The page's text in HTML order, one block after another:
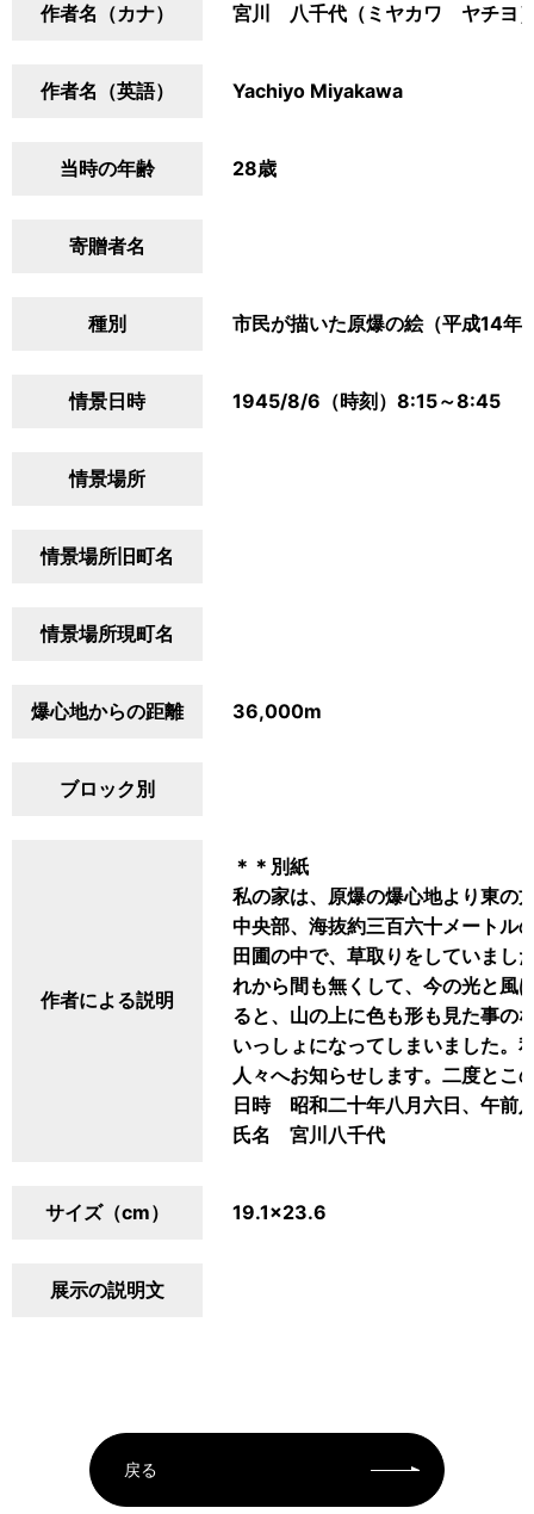
作者名（カナ） 宮川 八千代（ミヤカワ ヤチヨ
作者名（英語） Yachiyo Miyakawa
当時の年齢 28歳
寄贈者名
種別 市民が描いた原爆の絵（平成14年
情景日時 1945/8/6（時刻）8:15～8:45
情景場所
情景場所旧町名
情景場所現町名
爆心地からの距離 36,000m
ブロック別
作者による説明
＊＊別紙
私の家は、原爆の爆心地より東の
中央部、海抜約三百六十メートル
田圃の中で、草取りをしていまし
れから間も無くして、今の光と風
ると、山の上に色も形も見た事の
いっしょになってしまいました。
人々へお知らせします。二度とこ
日時 昭和二十年八月六日、午前
氏名 宮川八千代
サイズ（cm） 19.1×23.6
展示の説明文
戻る